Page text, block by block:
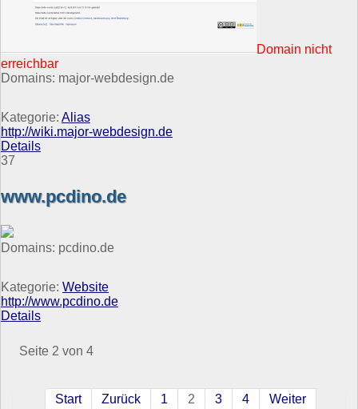
Domain nicht
erreichbar
Domains: major-webdesign.de
Kategorie: Alias
http://wiki.major-webdesign.de
Details
37
www.pcdino.de
Domains: pcdino.de
Kategorie: Website
http://www.pcdino.de
Details
Seite 2 von 4
Start Zurück 1 2 3 4 Weiter